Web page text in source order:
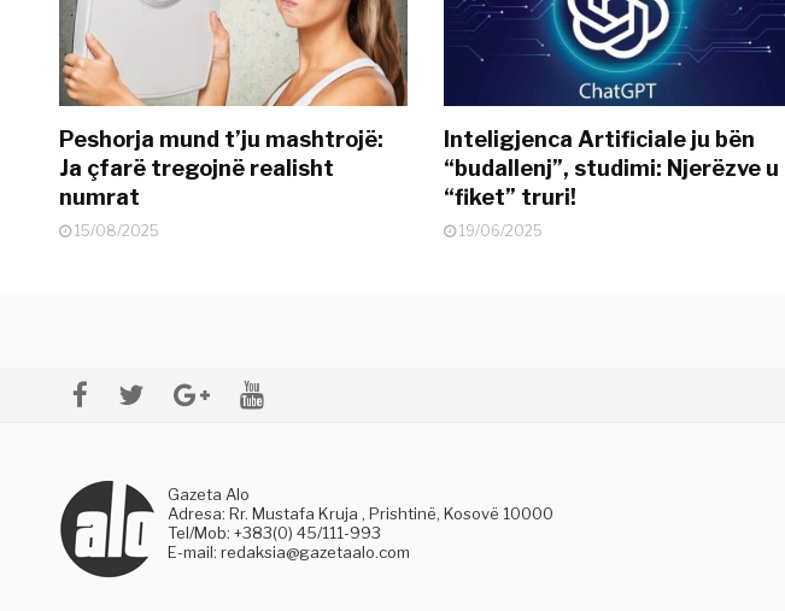
Peshorja mund t’ju mashtrojë:
Ja çfarë tregojnë realisht
numrat
15/08/2025
Inteligjenca Artificiale ju bën
“budallenj”, studimi: Njerëzve u
“fiket” truri!
19/06/2025
Gazeta Alo
Adresa: Rr. Mustafa Kruja , Prishtinë, Kosovë 10000
Tel/Mob: +383(0) 45/111-993
E-mail: redaksia@gazetaalo.com